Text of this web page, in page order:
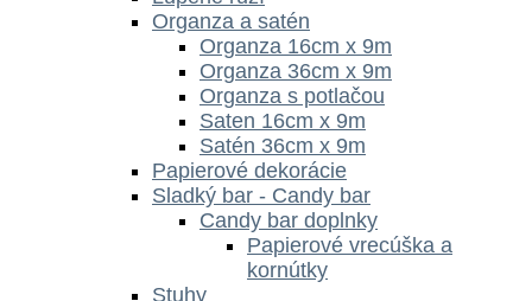
Organza a satén
Organza 16cm x 9m
Organza 36cm x 9m
Organza s potlačou
Saten 16cm x 9m
Satén 36cm x 9m
Papierové dekorácie
Sladký bar - Candy bar
Candy bar doplnky
Papierové vrecúška a
kornútky
Stuhy